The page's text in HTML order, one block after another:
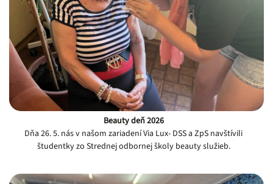
Beauty deň 2026
Dňa 26. 5. nás v našom zariadení Via Lux- DSS a ZpS navštívili
študentky zo Strednej odbornej školy beauty služieb.